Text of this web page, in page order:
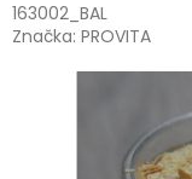
163002_BAL
Značka: PROVITA